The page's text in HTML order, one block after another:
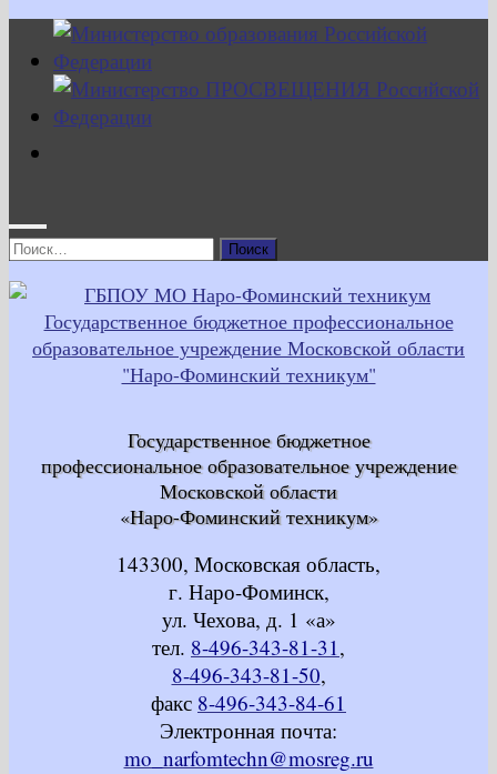
Найти:
Государственное бюджетное
профессиональное образовательное учреждение
Московской области
«Наро-Фоминский техникум»
143300, Московская область,
г. Наро-Фоминск,
ул. Чехова, д. 1 «а»
тел. 8-496-343-81-31,
8-496-343-81-50,
факс 8-496-343-84-61
Электронная почта:
mo_narfomtechn@mosreg.ru